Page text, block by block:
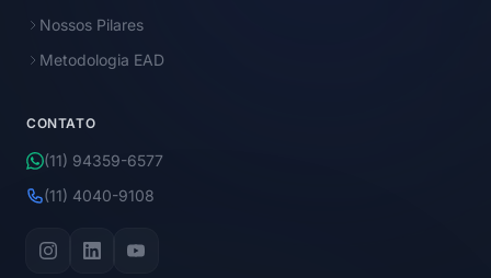
Nossos Pilares
Metodologia EAD
CONTATO
(11) 94359-6577
(11) 4040-9108